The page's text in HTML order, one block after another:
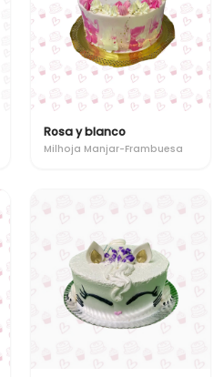
Rosa y blanco
Milhoja Manjar-Frambuesa